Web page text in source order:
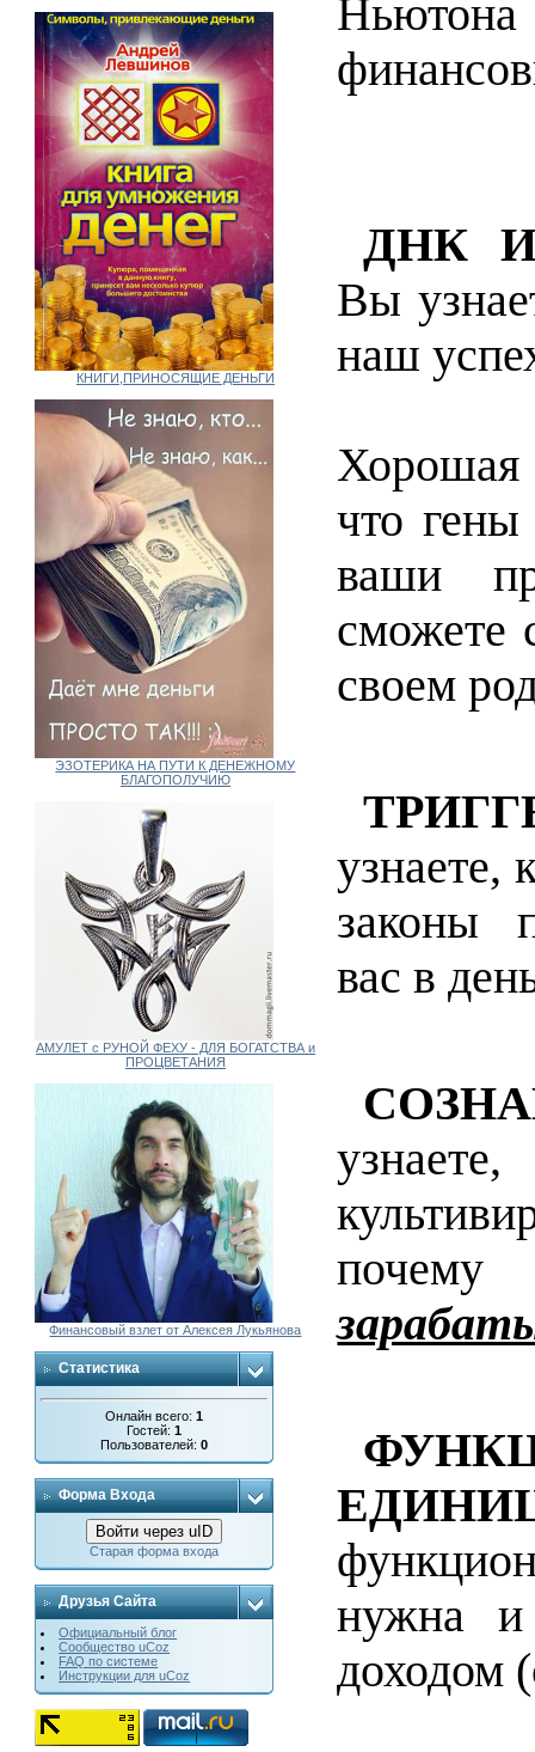
КНИГИ,ПРИНОСЯЩИЕ ДЕНЬГИ
ЭЗОТЕРИКА НА ПУТИ К ДЕНЕЖНОМУ
БЛАГОПОЛУЧИЮ
АМУЛЕТ с РУНОЙ ФЕХУ - ДЛЯ БОГАТСТВА и
ПРОЦВЕТАНИЯ
Финансовый взлет от Алексея Лукьянова
Статистика
Онлайн всего:1
Гостей:1
Пользователей:0
Форма Входа
Войти через uID
Старая форма входа
Друзья Сайта
Официальный блог
Сообщество uCoz
FAQ по системе
Инструкции для uCoz
ДНК
Вы
наш
Хорошая
что
ваши
сможете
своем
узнаете,
законы
вас в
нужна и
доходом